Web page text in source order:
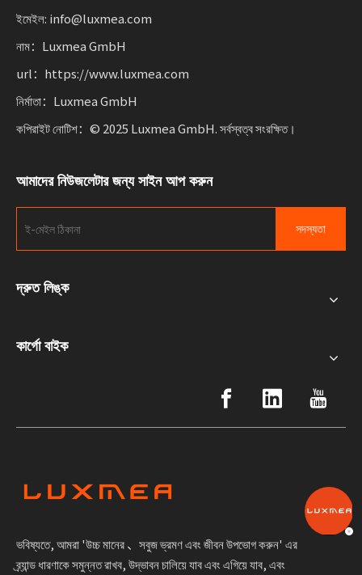
ইমেইল: info@luxmea.com
নাম：Luxmea GmbH
url：https://www.luxmea.com
নির্মাতা：Luxmea GmbH
কপিরাইট নোটিশ：© 2025 Luxmea GmbH. সর্বস্বত্ব সংরক্ষিত।
আমাদের নিউজলেটার জন্য সাইন আপ করুন
সদস্যতা
দ্রুত লিঙ্ক
কার্গো বাইক
ভবিষ্যতে, আমরা 'উচ্চ মানের 、সবুজ ভ্রমণ এবং জীবন উপভোগ করুন' এর
ব্র্যান্ড ধারণাকে সমুন্নত রাখব, উদ্ভাবন চালিয়ে যাব এবং এগিয়ে যাব, এবং